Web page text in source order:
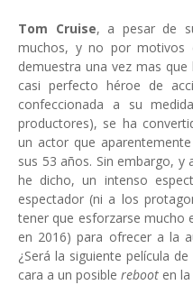
Tom Cruise, a pesar de
muchos, y no por motivos
demuestra una vez mas
casi perfecto héroe de
confeccionada a su
productores), se ha
un actor que
sus 53 años. Sin embargo, y
he dicho, un intenso
espectador (ni a los
tener que esforzarse mucho
en 2016) para ofrecer a la
¿Será la siguiente película
cara a un posible reboot en